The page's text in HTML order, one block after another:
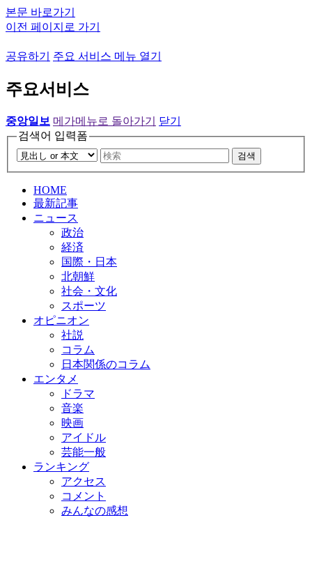
본문 바로가기
이전 페이지로 가기
공유하기 주요 서비스 메뉴 열기
주요서비스
중앙일보 메가메뉴로 돌아가기
닫기
검색어 입력폼
검색
HOME
最新記事
ニュース
政治
経済
国際・日本
北朝鮮
社会・文化
スポーツ
オピニオン
社説
コラム
日本関係のコラム
エンタメ
ドラマ
音楽
映画
アイドル
芸能一般
ランキング
アクセス
コメント
みんなの感想